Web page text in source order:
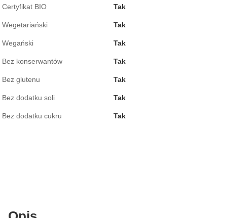
Certyfikat BIO Tak
Wegetariański Tak
Wegański Tak
Bez konserwantów Tak
Bez glutenu Tak
Bez dodatku soli Tak
Bez dodatku cukru Tak